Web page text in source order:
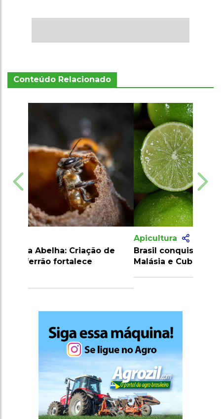
Conteúdo Relacionado
Brasil conquista novos mercados na
Malásia e Cuba para carnes e limões